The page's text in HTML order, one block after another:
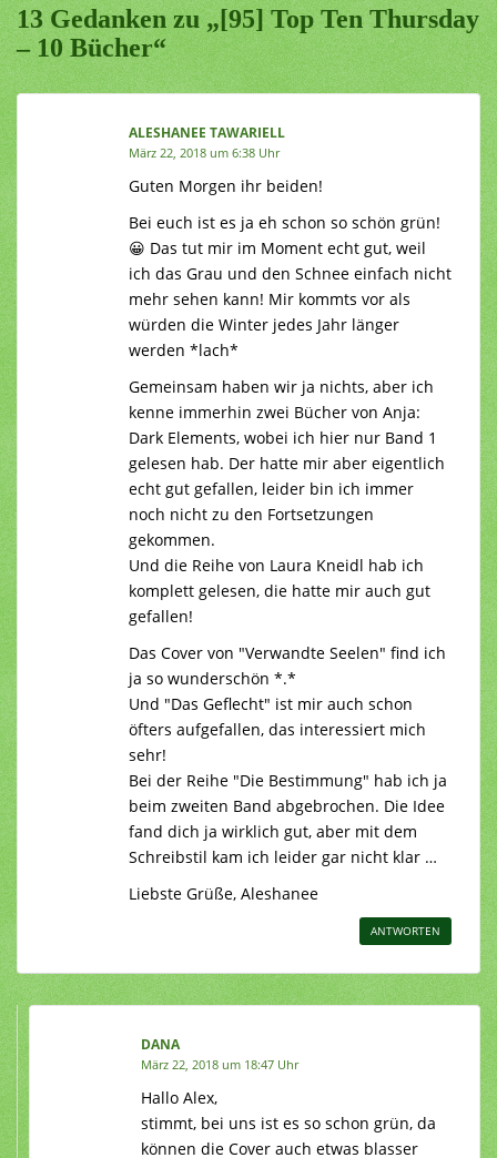
13 Gedanken zu „[95] Top Ten Thursday
– 10 Bücher“
ALESHANEE TAWARIELL
März 22, 2018 um 6:38 Uhr
Guten Morgen ihr beiden!
Bei euch ist es ja eh schon so schön grün!
😀 Das tut mir im Moment echt gut, weil
ich das Grau und den Schnee einfach nicht
mehr sehen kann! Mir kommts vor als
würden die Winter jedes Jahr länger
werden *lach*
Gemeinsam haben wir ja nichts, aber ich
kenne immerhin zwei Bücher von Anja:
Dark Elements, wobei ich hier nur Band 1
gelesen hab. Der hatte mir aber eigentlich
echt gut gefallen, leider bin ich immer
noch nicht zu den Fortsetzungen
gekommen.
Und die Reihe von Laura Kneidl hab ich
komplett gelesen, die hatte mir auch gut
gefallen!
Das Cover von "Verwandte Seelen" find ich
ja so wunderschön *.*
Und "Das Geflecht" ist mir auch schon
öfters aufgefallen, das interessiert mich
sehr!
Bei der Reihe "Die Bestimmung" hab ich ja
beim zweiten Band abgebrochen. Die Idee
fand dich ja wirklich gut, aber mit dem
Schreibstil kam ich leider gar nicht klar …
Liebste Grüße, Aleshanee
ANTWORTEN
DANA
März 22, 2018 um 18:47 Uhr
Hallo Alex,
stimmt, bei uns ist es so schon grün, da
können die Cover auch etwas blasser